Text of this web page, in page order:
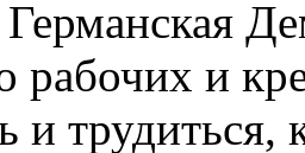
рабочих и
трудиться,